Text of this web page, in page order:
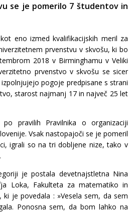
se je pomerilo 7 študentov in
eno izmed kvalifikacijskih meril za
prvenstvu v skvošu, ki bo
2018 v Birminghamu v Veliki
prvenstvo v skvošu se sicer
pogoje predpisane s strani
starost najmanj 17 in največ 25 let
pravilih Pravilnika o organizaciji
Vsak nastopajoči se je pomeril
igrali so na tri dobljene nize, tako v
je postala devetnajstletna Nina
Loka, Fakulteta za matematiko in
ki je povedala : »Vesela sem, da sem
Ponosna sem, da bom lahko na